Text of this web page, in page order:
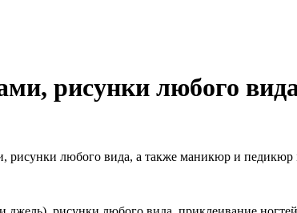
рисунки любого
любого вида, а также маникюр и